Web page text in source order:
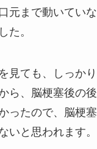
元まで動いてい
た。
見ても、しっか
ら、脳梗塞後の
ったので、脳梗
いと思われます。